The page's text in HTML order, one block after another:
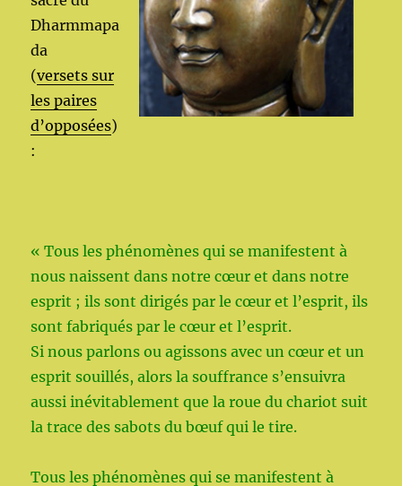
Dharmmapa
da
(versets sur
les paires
d’opposées)
:
« Tous les phénomènes qui se manifestent à
nous naissent dans notre cœur et dans notre
esprit ; ils sont dirigés par le cœur et l’esprit, ils
sont fabriqués par le cœur et l’esprit.
Si nous parlons ou agissons avec un cœur et un
esprit souillés, alors la souffrance s’ensuivra
aussi inévitablement que la roue du chariot suit
la trace des sabots du bœuf qui le tire.
Tous les phénomènes qui se manifestent à